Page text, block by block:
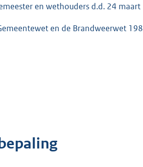
en wethouders d.d. 24
en de Brandweerwet